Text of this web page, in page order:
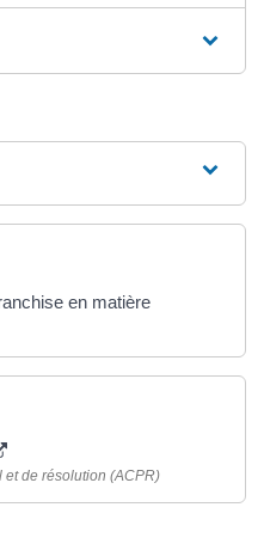
en matière
de résolution (ACPR)